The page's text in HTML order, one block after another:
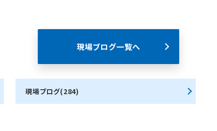
現場ブログ一覧へ
現場ブログ(284)